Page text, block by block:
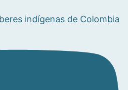
indígenas de Colombia